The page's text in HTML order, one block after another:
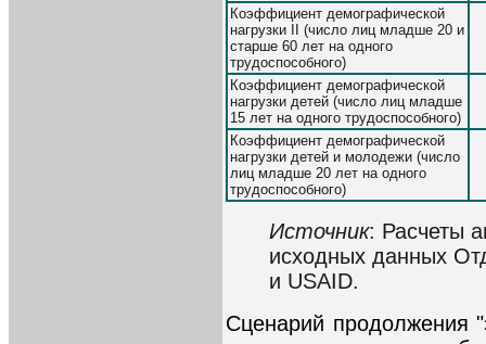
Коэффициент демографической
нагрузки II (число лиц младше 20 и
старше 60 лет на одного
трудоспособного)
Коэффициент демографической
нагрузки детей (число лиц младше
15 лет на одного трудоспособного)
Коэффициент демографической
нагрузки детей и молодежи (число
лиц младше 20 лет на одного
трудоспособного)
Источник: Расчеты
исходных данных
и USAID.
Сценарий продолжения